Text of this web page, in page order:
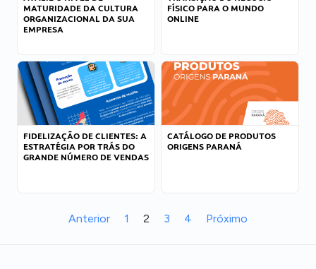
MATURIDADE DA CULTURA
ORGANIZACIONAL DA SUA
EMPRESA
FÍSICO PARA O MUNDO
ONLINE
FIDELIZAÇÃO DE CLIENTES: A
ESTRATÉGIA POR TRÁS DO
GRANDE NÚMERO DE VENDAS
CATÁLOGO DE PRODUTOS
ORIGENS PARANÁ
Anterior 1 2 3 4 Próximo